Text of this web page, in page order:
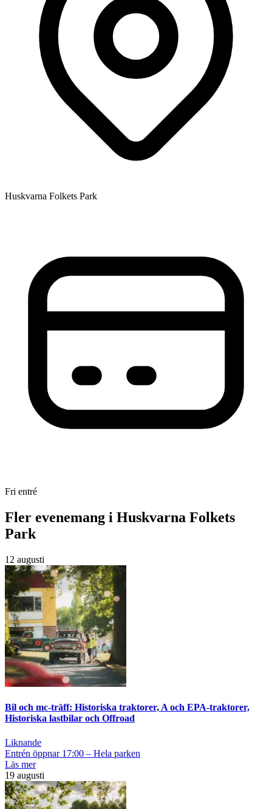
Huskvarna Folkets Park
Fri entré
Fler evenemang i Huskvarna Folkets
Park
12 augusti
Bil och mc-träff: Historiska traktorer, A och EPA-traktorer,
Historiska lastbilar och Offroad
Liknande
Entrén öppnar 17:00 – Hela parken
Läs mer
19 augusti